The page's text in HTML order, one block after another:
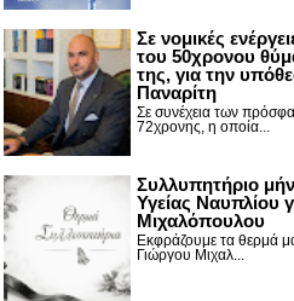
Σε νομικές
του 50χρονου
της, για την
Παναρίτη
Σε συνέχεια των
72χρονης, η οποία...
Συλλυπητήριο
Υγείας Ναυπλίου
Μιχαλόπουλου
Εκφράζουμε τα θερμά
Γιώργου Μιχαλ...